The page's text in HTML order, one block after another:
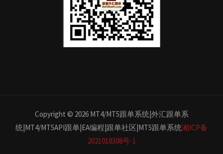
Copyright © 2026 MT4/MT5跟单系统|外汇跟单系
统|MT4/MT5API跟单|EA编程|跟单社区|MT5跟单系统湘ICP备
2021018308号-1